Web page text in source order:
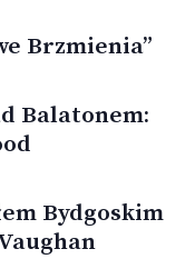
Brzmienia”
Balatonem:
Bydgoskim